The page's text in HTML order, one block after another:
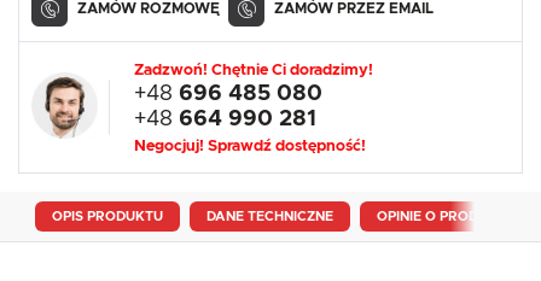
ZAMÓW ROZMOWĘ ZAMÓW PRZEZ EMAIL
Zadzwoń! Chętnie Ci doradzimy!
+48 696 485 080
+48 664 990 281
Negocjuj! Sprawdź dostępność!
OPIS PRODUKTU DANE TECHNICZNE OPINIE O PRODUKCIE